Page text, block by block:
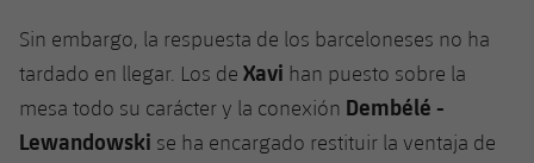
Fotos
VALORANT Game Changers
eFootball
Sin embargo, la respuesta de los barceloneses no ha
tardado en llegar. Los de Xavi han puesto sobre la
mesa todo su carácter y la conexión Dembélé -
Lewandowski se ha encargado restituir la ventaja de